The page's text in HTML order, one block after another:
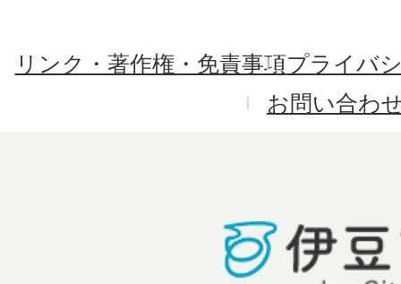
リンク・著作権・免責事項プライバ
お問い合わ